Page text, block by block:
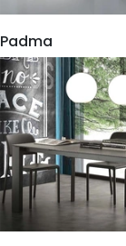
Padma